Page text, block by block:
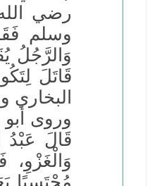
رضي
وسلم
وَالرَّجُلُ
قَاتَلَ
البخاري
وروى
قَالَ عَبْدُ
مُحْتَسِبًا